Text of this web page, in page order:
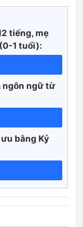
tiếng, mẹ
1 tuổi):
ngôn ngữ từ
bằng Kỷ